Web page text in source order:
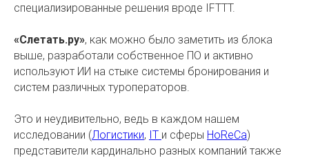
специализированные решения вроде IFTTT.
«Слетать.ру», как можно было заметить из блока
выше, разработали собственное ПО и активно
используют ИИ на стыке системы бронирования и
систем различных туроператоров.
Это и неудивительно, ведь в каждом нашем
исследовании (Логистики, IT и сферы HoReCa)
представители кардинально разных компаний также